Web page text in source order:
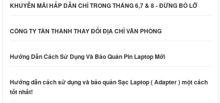
KHUYỄN MÃI HẤP DẪN CHỈ TRONG THÁNG 6,7 & 8 - ĐỪNG BỎ LỠ
CÔNG TY TÂN THÀNH THAY ĐỔI ĐỊA CHỈ VĂN PHÒNG
Hướng Dẫn Cách Sử Dụng Và Bảo Quản Pin Laptop Mới
Hướng dẫn cách sử dụng và bảo quản Sạc Laptop ( Adapter ) một cách
tốt nhất!